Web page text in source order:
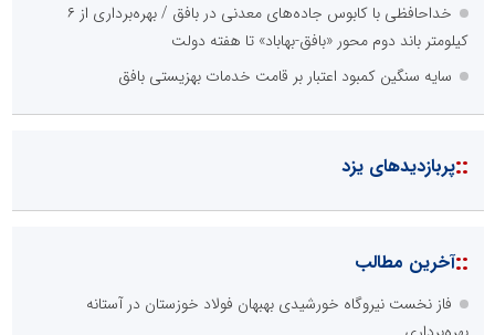
خداحافظی با کابوس جاده‌های معدنی در بافق / بهره‌برداری از ۶
کیلومتر باند دوم محور «بافق-بهاباد» تا هفته دولت
سایه سنگین کمبود اعتبار بر قامت خدمات بهزیستی بافق
::پربازدیدهای یزد
::آخرین مطالب
فاز نخست نیروگاه خورشیدی بهبهان فولاد خوزستان در آستانه